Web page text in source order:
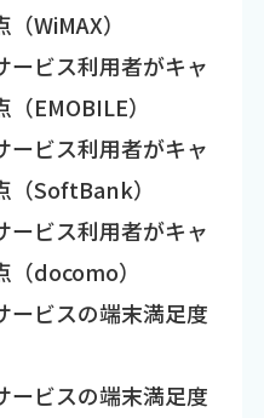
WiMAX）
ービス利用者がキャ
EMOBILE）
ービス利用者がキャ
（SoftBank）
ービス利用者がキャ
（docomo）
ービスの端末満足度
ービスの端末満足度